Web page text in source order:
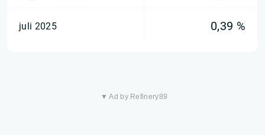
juli 2025 0,39 %
▼ Ad by Refinery89